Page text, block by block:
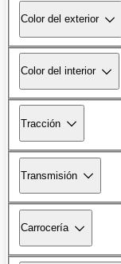
Color del exterior
Color del interior
Tracción
Transmisión
Carrocería